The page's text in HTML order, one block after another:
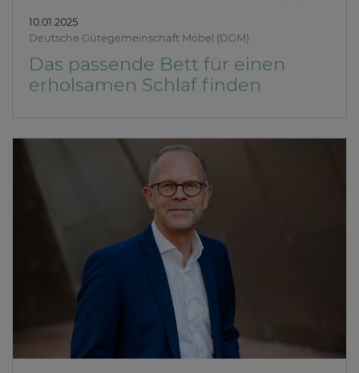
10.01.2025
Deutsche Gütegemeinschaft Möbel (DGM)
Das passende Bett für einen
erholsamen Schlaf finden